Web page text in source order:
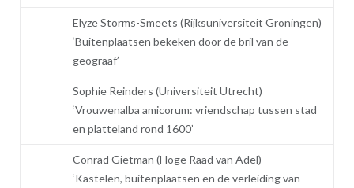
Elyze Storms-Smeets (Rijksuniversiteit Groningen)
‘Buitenplaatsen bekeken door de bril van de
geograaf’
Sophie Reinders (Universiteit Utrecht)
‘Vrouwenalba amicorum: vriendschap tussen stad
en platteland rond 1600’
Conrad Gietman (Hoge Raad van Adel)
‘Kastelen, buitenplaatsen en de verleiding van